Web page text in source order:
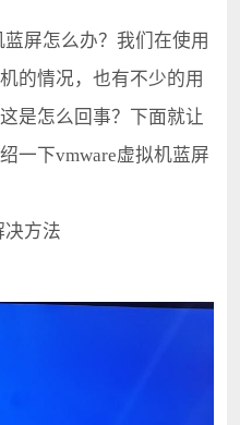
屏怎么办？我们在使用
的情况，也有不少的用
是怎么回事？下面就让
一下vmware虚拟机蓝屏
方法